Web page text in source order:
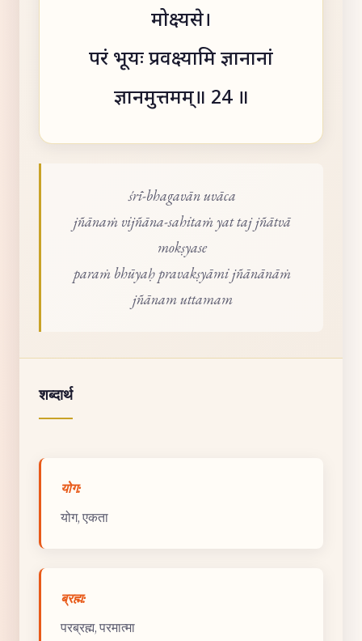
मोक्ष्यसे।
परं भूयः प्रवक्ष्यामि ज्ञानानां
ज्ञानमुत्तमम्॥ 24 ॥
śrī-bhagavān uvāca
jñānaṁ vijñāna-sahitaṁ yat taj jñātvā
mokṣyase
paraṁ bhūyaḥ pravakṣyāmi jñānānāṁ
jñānam uttamam
शब्दार्थ
योग:
योग, एकता
ब्रह्म:
परब्रह्म, परमात्मा